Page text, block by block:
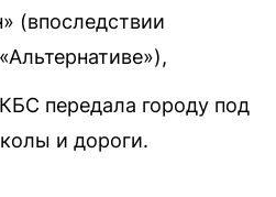
(впоследствии
передала городу под
и дороги.